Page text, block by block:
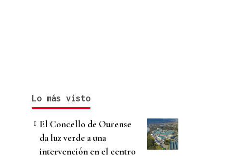
Lo más visto
El Concello de Ourense
da luz verde a una
intervención en el centro